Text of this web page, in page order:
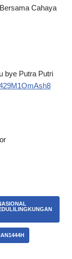
Cahaya
bye Putra Putri